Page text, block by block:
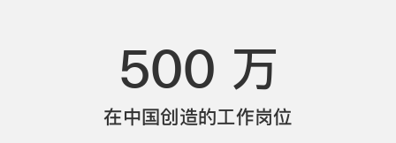
500 万
在中国创造的工作岗位